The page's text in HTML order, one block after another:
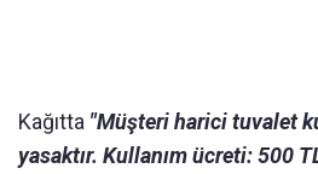
Kağıtta "Müşteri harici tuvalet
yasaktır. Kullanım ücreti: 500